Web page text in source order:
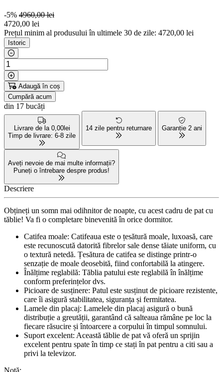
-5% 4960,00 lei
4720,00 lei
Prețul minim al produsului în ultimele 30 de zile: 4720,00 lei
Istoric
Adaugă în coș
Cumpără acum
din 17 bucăți
Livrare de la 0,00lei
Timp de livrare: 6-8 zile
14 zile pentru returnare Garanție 2 ani
Aveți nevoie de mai multe informații?
Puneți o întrebare despre produs!
Descriere
Obțineți un somn mai odihnitor de noapte, cu acest cadru de pat cu
tăblie! Va fi o completare binevenită în orice dormitor.
Catifea moale: Catifeaua este o țesătură moale, luxoasă, care
este recunoscută datorită fibrelor sale dense tăiate uniform, cu
o textură netedă. Țesătura de catifea se distinge printr-o
senzație de moale deosebită, fiind confortabilă la atingere.
Înălțime reglabilă: Tăblia patului este reglabilă în înălțime
conform preferințelor dvs.
Picioare de susținere: Patul este susținut de picioare rezistente,
care îi asigură stabilitatea, siguranța și fermitatea.
Lamele din placaj: Lamelele din placaj asigură o bună
distribuție a greutății, garantând că salteaua rămâne pe loc la
fiecare răsucire și întoarcere a corpului în timpul somnului.
Suport excelent: Această tăblie de pat vă oferă un sprijin
excelent pentru spate în timp ce stați în pat pentru a citi sau a
privi la televizor.